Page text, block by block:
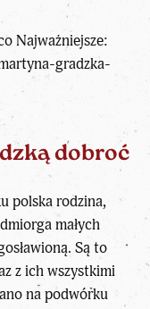
Najważniejsze:
gradzka-
dobroć
polska rodzina,
małych
Są to
z ich wszystkimi
na podwórku